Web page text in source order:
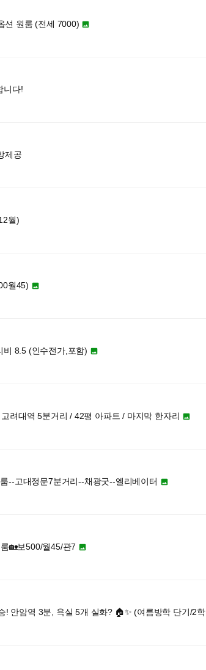
션 원룸 (전세 7000) 
니다!
제공
월)
월45) 
8.5 (인수전가,포함) 
려대역 5분거리 / 42평 아파트 / 마지막 한자리 
--고대정문7분거리--채광굿--엘리베이터 
🏡보500/월45/관7 
! 안암역 3분, 욕실 5개 실화? 🏠✨ (여름방학 단기/2학